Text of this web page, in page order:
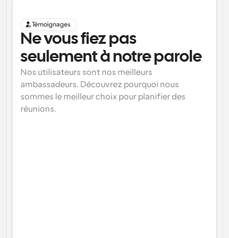
Témoignages
Ne vous fiez pas
seulement à notre parole
Nos utilisateurs sont nos meilleurs
ambassadeurs. Découvrez pourquoi nous
sommes le meilleur choix pour planifier des
réunions.